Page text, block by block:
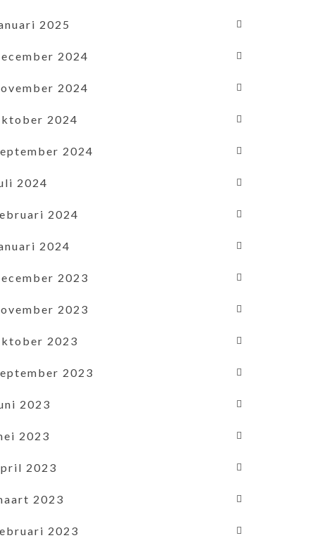
2025
2024
2024
2024
2024
2024
2024
2024
2023
2023
2023
2023
2023
2023
2023
2023
2023